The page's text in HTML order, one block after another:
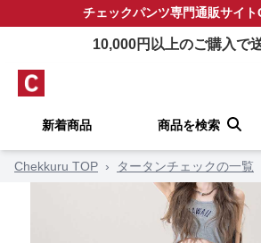
チェックパンツ専門通販サイト
10,000円以上のご購入で
新着商品 商品を検索
Chekkuru TOP › タータンチェックの一覧